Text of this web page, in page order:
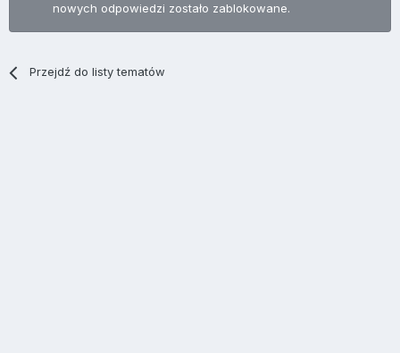
nowych odpowiedzi zostało zablokowane.
Przejdź do listy tematów